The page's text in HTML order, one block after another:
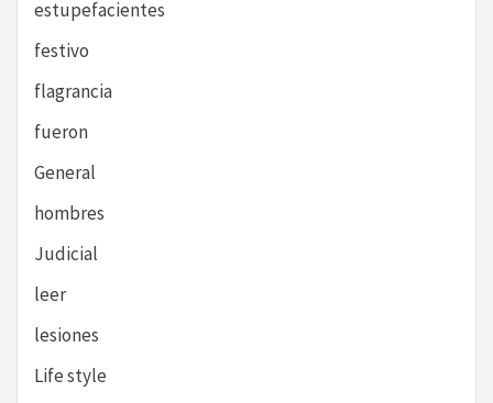
estupefacientes
festivo
flagrancia
fueron
General
hombres
Judicial
leer
lesiones
Life style